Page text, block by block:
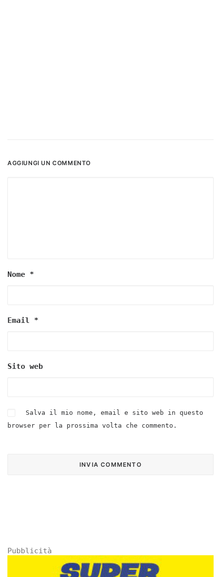
AGGIUNGI UN COMMENTO
Nome *
Email *
Sito web
Salva il mio nome, email e sito web in questo
browser per la prossima volta che commento.
Pubblicità